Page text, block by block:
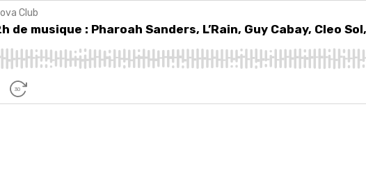
2h de musique : Pharoah Sanders, L’Rain, Guy Cabay, Cleo Sol, Chic, Yaya
Club
de musique : Pharoah Sanders, L’Rain, Guy Cabay, Cleo
30